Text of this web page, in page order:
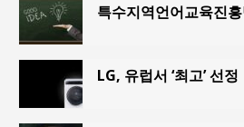
특수지역언어교육진
LG, 유럽서 ‘최고’ 선정